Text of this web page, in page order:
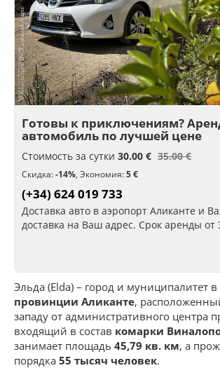
Готовы к приключениям?
автомобиль по лучшей цене
Стоимость за сутки 30.00 € 35.00 €
Скидка:-14%, Экономия:5 €
(+34) 624 019 733
Доставка авто в аэропорт Аликанте и
доставка на Ваш адрес. Срок аренды от
Эльда (Elda) – город и муниципалитет
провинции Аликанте,
западу от административного центра
входящий в состав комарки
занимает площадь 45,79 кв. км, а
порядка 55 тысяч человек.